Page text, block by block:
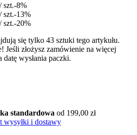
szt.-8%
szt.-13%
szt.-20%
się tylko 43 sztuki tego artykułu.
Jeśli złożysz zamówienie na więcej
datę wysłania paczki.
standardowa od 199,00 zł
wysyłki i dostawy